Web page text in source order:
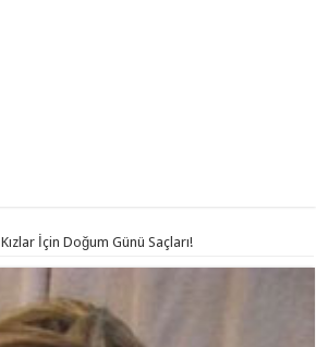
Kızlar İçin Doğum Günü Saçları!